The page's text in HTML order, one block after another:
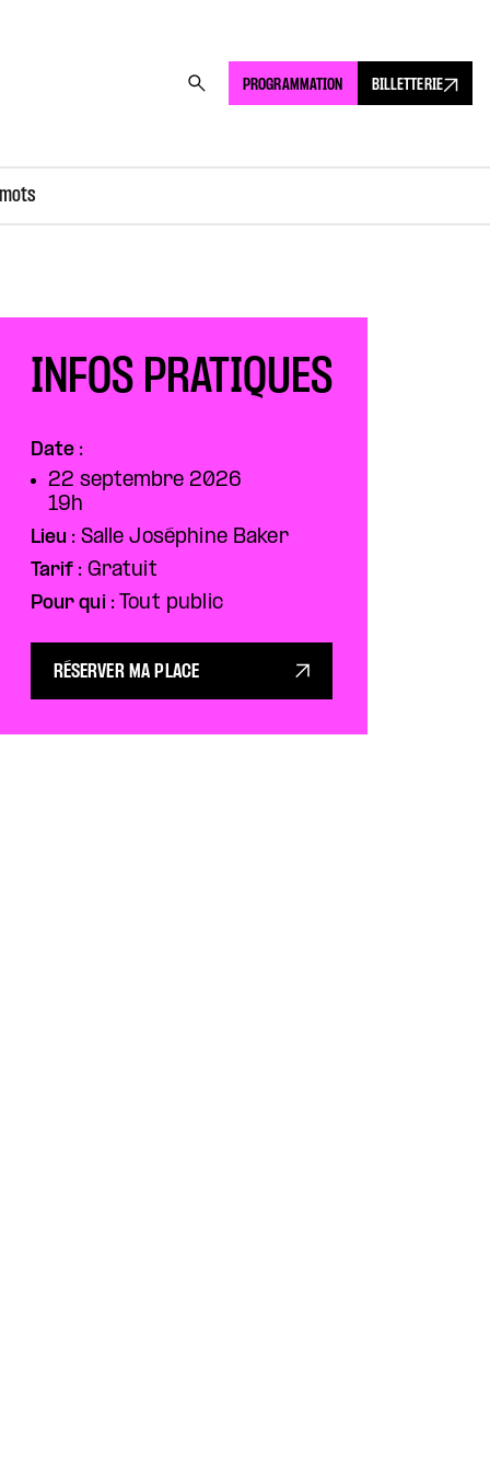
PROGRAMMATION BILLETTERIE
INFOS PRATIQUES
Date :
22 septembre 2026
19h
Lieu : Salle Joséphine Baker
Tarif : Gratuit
Pour qui : Tout public
RÉSERVER MA PLACE